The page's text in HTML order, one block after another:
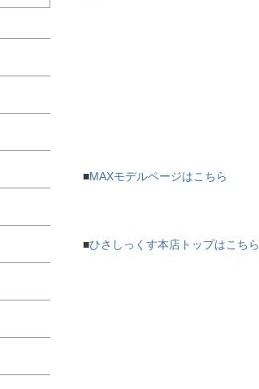
■MAXモデルページはこちら
■ひさしっくす本店トップはこちら